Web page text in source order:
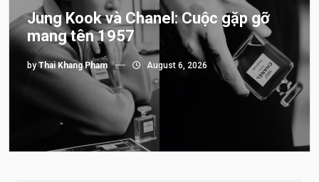
Jung Kook và Chanel: Cuộc gặp gỡ
mang tên 1957
byThai Khang Pham August 6, 2026